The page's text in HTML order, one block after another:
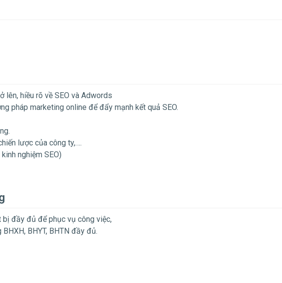
lên, hiều rõ về SEO và Adwords
pháp marketing online để đẩy mạnh kết quả SEO.
lược của công ty,….
nghiệm SEO)
đầy đủ để phục vụ công việc,
BHYT, BHTN đầy đủ.